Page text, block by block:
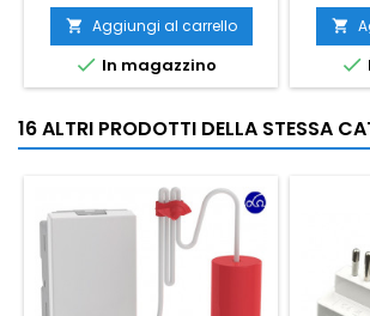
 Aggiungi al carrello
 In magazzino


16 ALTRI PRODOTTI DELLA STESSA